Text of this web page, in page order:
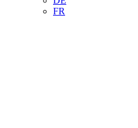
FR